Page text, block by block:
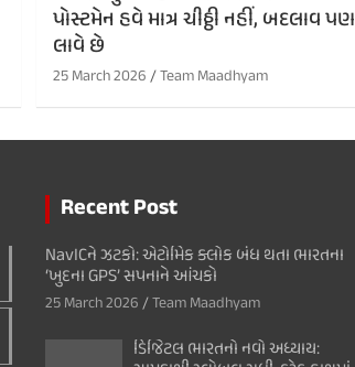
પોસ્ટમેન હવે માત્ર ચીઠ્ઠી નહીં, બદલાવ પણ
લાવે છે
25 March 2026 Team Maadhyam
Recent Post
NavICને ઝટકો: એટોમિક ક્લોક બંધ થતા ભારતના
‘ખુદના GPS’ સપનાને આંચકો
25 March 2026 Team Maadhyam
ડિજિટલ ભારતનો નવો અધ્યાય: